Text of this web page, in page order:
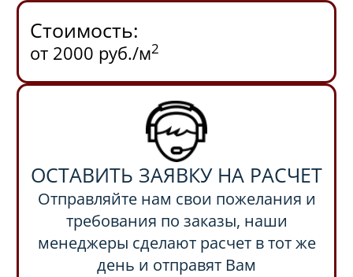
Стоимость:
от 2000 руб./м2
ОСТАВИТЬ ЗАЯВКУ НА РАСЧЕТ
Отправляйте нам свои пожелания и
требования по заказы, наши
менеджеры сделают расчет в тот же
день и отправят Вам